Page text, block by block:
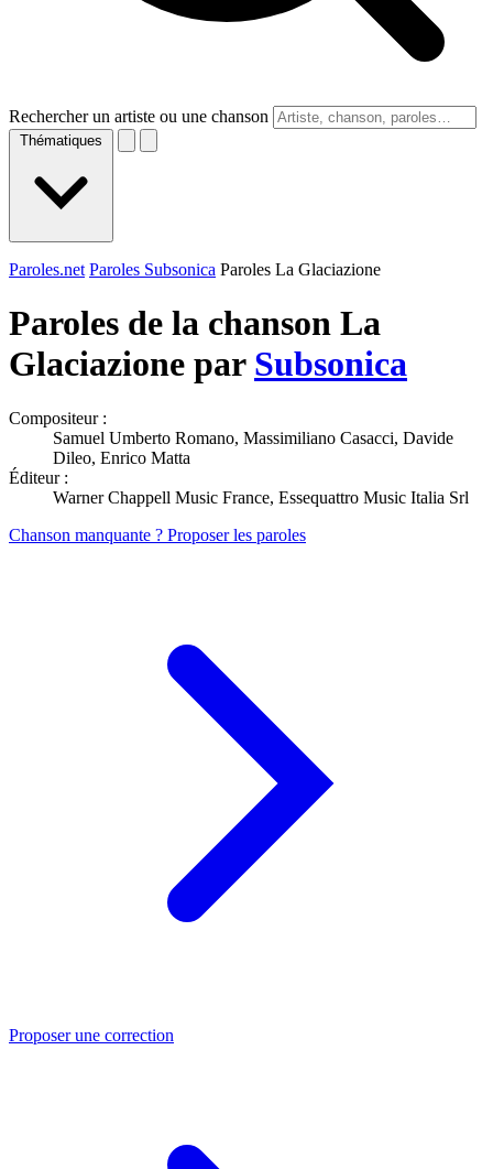
Rechercher un artiste ou une chanson
Thématiques
Paroles.net Paroles Subsonica Paroles La Glaciazione
Paroles de la chanson La
Glaciazione par Subsonica
Compositeur :
Samuel Umberto Romano, Massimiliano Casacci, Davide
Dileo, Enrico Matta
Éditeur :
Warner Chappell Music France, Essequattro Music Italia Srl
Chanson manquante ? Proposer les paroles
Proposer une correction